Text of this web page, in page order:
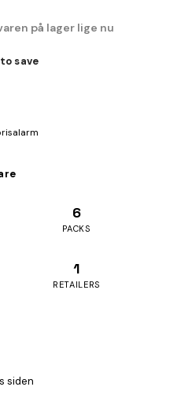
på lager lige nu
save
6
PACKS
1
RETAILERS
siden